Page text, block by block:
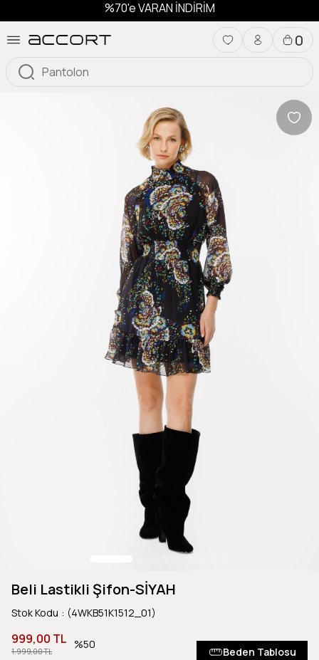
%70'e VARAN İNDİRİM
0
Beli Lastikli Şifon-SİYAH
Stok Kodu (4WKB51K1512_01)
1.999,00 TL
999,00 TL 50
Beden Tablosu